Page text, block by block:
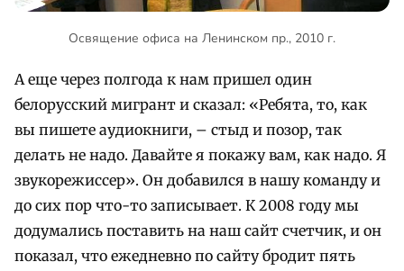
Освящение офиса на Ленинском пр., 2010 г.
А еще через полгода к нам пришел один
белорусский мигрант и сказал: «Ребята, то, как
вы пишете аудиокниги, – стыд и позор, так
делать не надо. Давайте я покажу вам, как надо. Я
звукорежиссер». Он добавился в нашу команду и
до сих пор что-то записывает. К 2008 году мы
додумались поставить на наш сайт счетчик, и он
показал, что ежедневно по сайту бродит пять